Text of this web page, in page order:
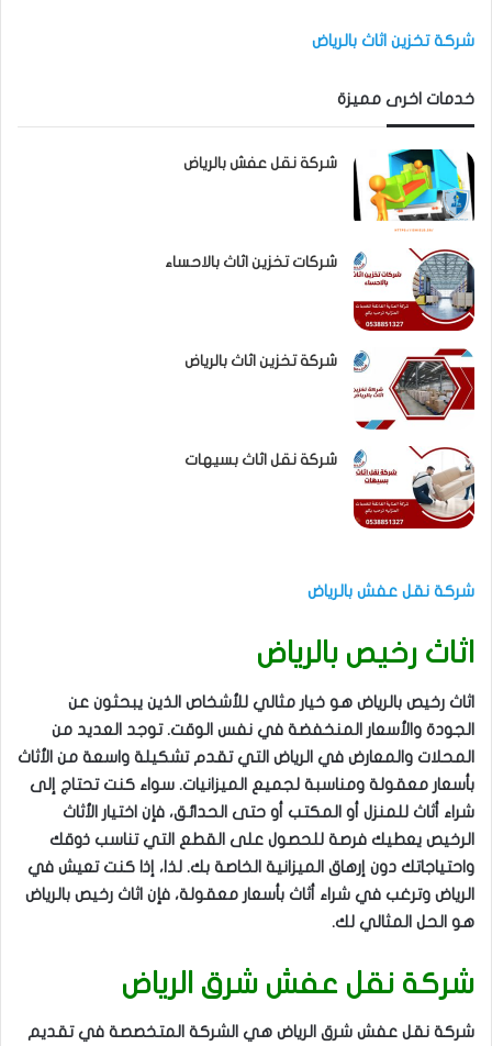
شركة تخزين اثاث بالرياض
خدمات اخرى مميزة
شركة نقل عفش بالرياض
شركات تخزين اثاث بالاحساء
شركة تخزين اثاث بالرياض
شركة نقل اثاث بسيهات
شركة نقل عفش بالرياض
اثاث رخيص بالرياض
اثاث رخيص بالرياض هو خيار مثالي للأشخاص الذين يبحثون عن
الجودة والأسعار المنخفضة في نفس الوقت. توجد العديد من
المحلات والمعارض في الرياض التي تقدم تشكيلة واسعة من الأثاث
بأسعار معقولة ومناسبة لجميع الميزانيات. سواء كنت تحتاج إلى
شراء أثاث للمنزل أو المكتب أو حتى الحدائق، فإن اختيار الأثاث
الرخيص يعطيك فرصة للحصول على القطع التي تناسب ذوقك
واحتياجاتك دون إرهاق الميزانية الخاصة بك. لذا، إذا كنت تعيش في
الرياض وترغب في شراء أثاث بأسعار معقولة، فإن اثاث رخيص بالرياض
هو الحل المثالي لك.
شركة نقل عفش شرق الرياض
شركة نقل عفش شرق الرياض هي الشركة المتخصصة في تقديم